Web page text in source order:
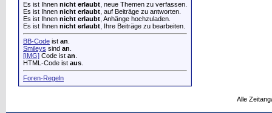
Es ist Ihnen nicht erlaubt , neue Themen zu verfassen.
Es ist Ihnen nicht erlaubt , auf Beiträge zu antworten.
Es ist Ihnen nicht erlaubt , Anhänge hochzuladen.
Es ist Ihnen nicht erlaubt , Ihre Beiträge zu bearbeiten.
BB-Code ist an
Smileys sind an
[IMG] Code ist an
HTML-Code ist aus
Foren-Regeln
Alle